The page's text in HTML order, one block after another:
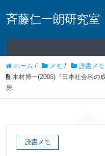
斉藤仁一朗研究室
ホーム / メモ / 読書メモ
木村博一(2006)『日本社会科の
房.
読書メモ